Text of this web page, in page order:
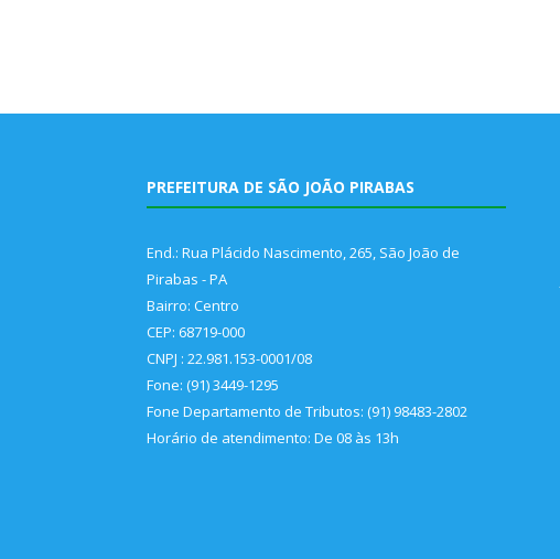
PREFEITURA DE SÃO JOÃO PIRABAS
End.: Rua Plácido Nascimento, 265, São João de
Pirabas - PA
Bairro: Centro
CEP: 68719-000
CNPJ : 22.981.153-0001/08
Fone: (91) 3449-1295
Fone Departamento de Tributos: (91) 98483-2802
Horário de atendimento: De 08 às 13h